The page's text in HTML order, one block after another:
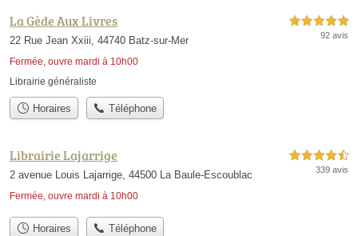
La Gède Aux Livres
22 Rue Jean Xxiii, 44740 Batz-sur-Mer
Fermée, ouvre mardi à 10h00
5,0 étoiles sur 5
92 avis
Librairie généraliste
Horaires Téléphone
Librairie Lajarrige
2 avenue Louis Lajarrige, 44500 La Baule-Escoublac
Fermée, ouvre mardi à 10h00
4,5 étoiles sur 5
339 avis
Horaires Téléphone